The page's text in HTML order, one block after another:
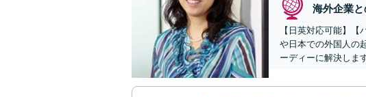
海外企業
【日英対応可能】
や日本での外国人の
ーディーに解決します